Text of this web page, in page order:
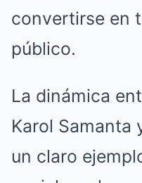
convertirse en
público.
La dinámica
Karol Samanta
un claro